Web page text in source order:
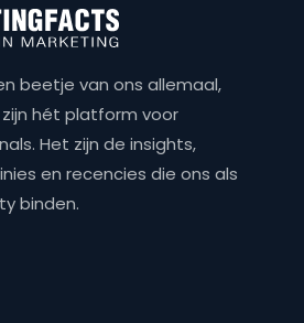
beetje van ons allemaal,
hét platform voor
Het zijn de insights,
en recencies die ons als
binden.